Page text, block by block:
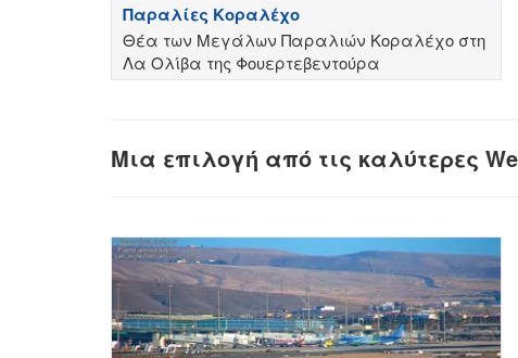
Παραλίες Κοραλέχο
Θέα των Μεγάλων Παραλιών Κοραλέχο στη
Λα Ολίβα της Φουερτεβεντούρα
Μια επιλογή από τις καλύτερες